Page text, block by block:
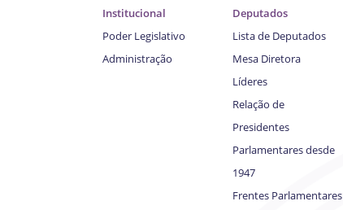
Institucional
Poder Legislativo
Administração
Deputados
Lista de Deputados
Mesa Diretora
Líderes
Relação de
Presidentes
Parlamentares desde
1947
Frentes Parlamentares